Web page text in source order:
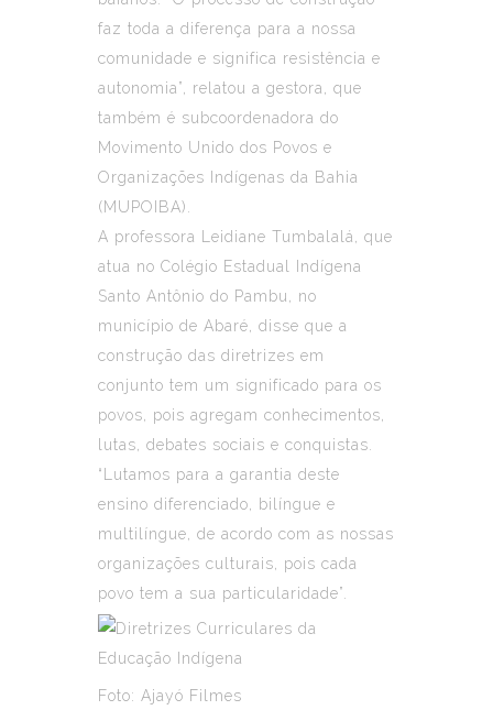
faz toda a diferença para a nossa
comunidade e significa resistência e
autonomia”, relatou a gestora, que
também é subcoordenadora do
Movimento Unido dos Povos e
Organizações Indígenas da Bahia
(MUPOIBA).
A professora Leidiane Tumbalalá, que
atua no Colégio Estadual Indígena
Santo Antônio do Pambu, no
município de Abaré, disse que a
construção das diretrizes em
conjunto tem um significado para os
povos, pois agregam conhecimentos,
lutas, debates sociais e conquistas.
“Lutamos para a garantia deste
ensino diferenciado, bilíngue e
multilíngue, de acordo com as nossas
organizações culturais, pois cada
povo tem a sua particularidade”.
Foto: Ajayó Filmes